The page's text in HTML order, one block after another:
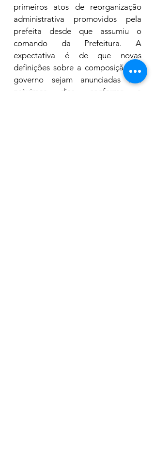
primeiros atos de reorganização
administrativa promovidos pela
prefeita desde que assumiu o
comando da Prefeitura. A
expectativa é de que novas
definições sobre a composição do
governo sejam anunciadas nos
próximos dias, conforme a